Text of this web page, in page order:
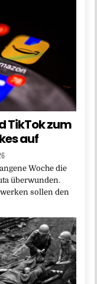
TikTok zum
auf
Woche die
überwunden.
sollen den